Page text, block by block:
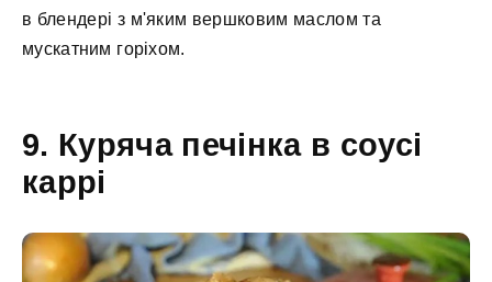
в блендері з м'яким вершковим маслом та
мускатним горіхом.
9. Куряча печінка в соусі
каррі